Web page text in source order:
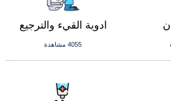
ادوية القيء والترجيع
4055 مشاهدة